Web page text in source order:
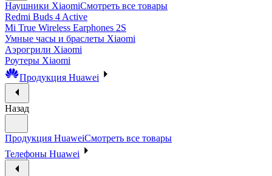
Наушники XiaomiСмотреть все товары
Redmi Buds 4 Active
Mi True Wireless Earphones 2S
Умные часы и браслеты Xiaomi
Аэрогрили Xiaomi
Роутеры Xiaomi
Продукция Huawei
Назад
Продукция HuaweiСмотреть все товары
Телефоны Huawei